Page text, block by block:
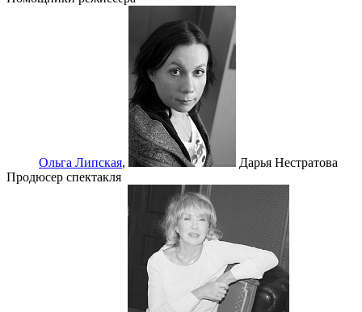
Ольга Липская,
Дарья Нестратова
Продюсер спектакля